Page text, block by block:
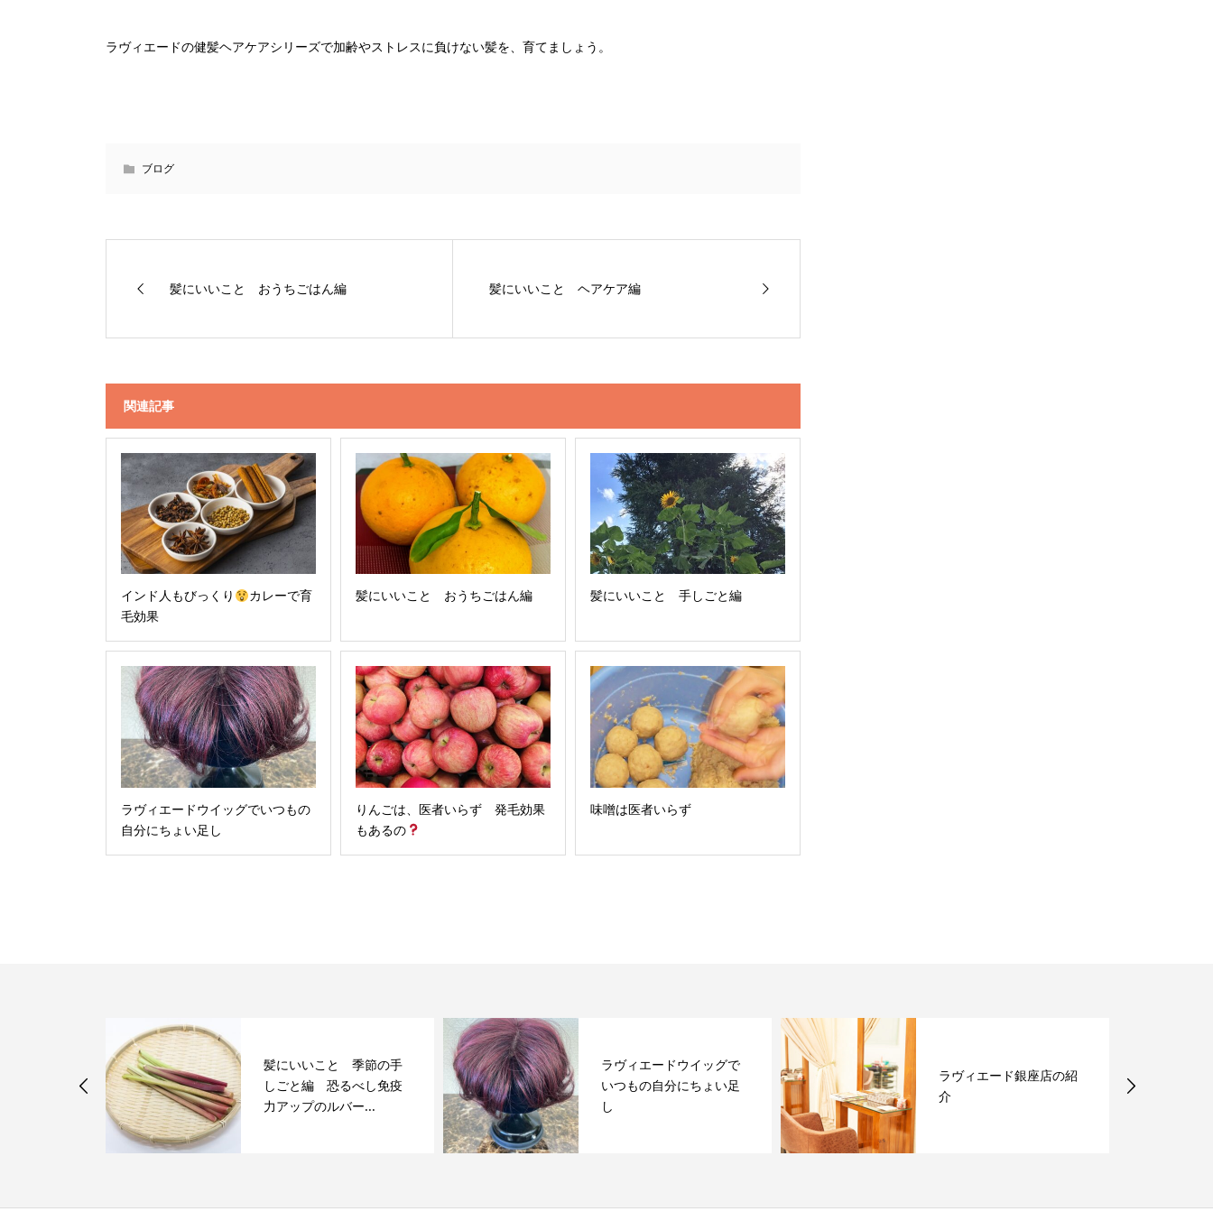
ラヴィエードの健髪ヘアケアシリーズで加齢やストレスに負けない髪を、育てましょう。
ブログ
髪にいいこと おうちごはん編 髪にいいこと ヘアケア編
関連記事
インド人もびっくり
カレーで育
毛効果
髪にいいこと おうちごはん編 髪にいいこと 手しごと編
ラヴィエードウイッグでいつもの
自分にちょい足し
りんごは、医者いらず 発毛効果
もあるの
味噌は医者いらず
髪にいいこと 季節の手
しごと編 恐るべし免疫
力アップのルバー...
ラヴィエードウイッグで
いつもの自分にちょい足
し
ラヴィエード銀座店の紹
介